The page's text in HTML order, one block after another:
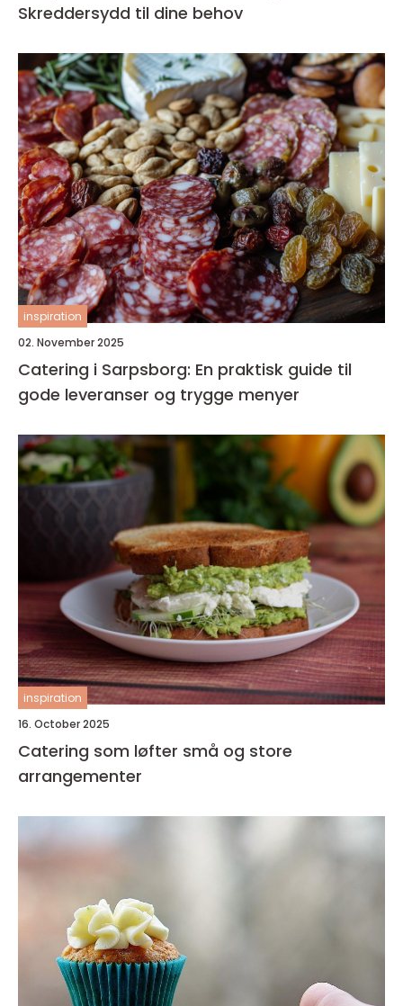
Skreddersydd til dine behov
inspiration
02. November 2025
Catering i Sarpsborg: En praktisk guide til
gode leveranser og trygge menyer
inspiration
16. October 2025
Catering som løfter små og store
arrangementer